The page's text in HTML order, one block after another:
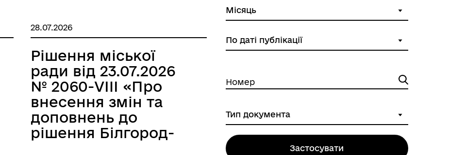
України
18.12.2025 року №
1772–VIII «Про
бюджет Білгород-
Дністровської
міської
територіальної
громади на 2026
рік»»
28.07.2026
Рішення міської
ради від 23.07.2026
№ 2060-VIII «Про
внесення змін та
доповнень до
рішення Білгород-
Номер
Застосувати